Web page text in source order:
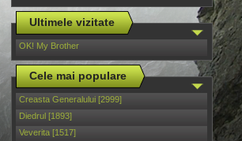
Ultimele vizitate
OK! My Brother
Cele mai populare
Creasta Generalului [2999]
Diedrul [1893]
Veverita [1517]